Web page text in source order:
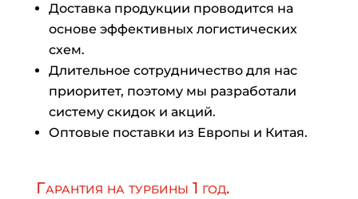
Доставка продукции проводится на
основе эффективных логистических
схем.
Длительное сотрудничество для нас
приоритет, поэтому мы разработали
систему скидок и акций.
Оптовые поставки из Европы и Китая.
Гарантия на турбины 1 год.